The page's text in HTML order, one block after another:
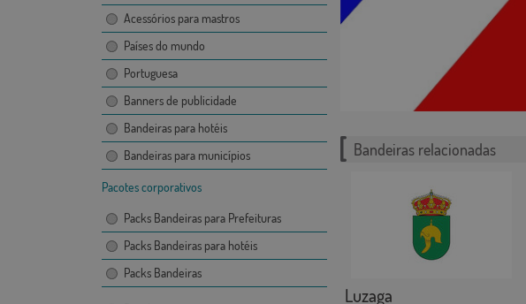
Acessórios para mastros
Países do mundo
Portuguesa
Banners de publicidade
Bandeiras para hotéis
Bandeiras para municípios
Pacotes corporativos
Packs Bandeiras para Prefeituras
Packs Bandeiras para hotéis
Packs Bandeiras
Bandeiras relacionadas
Luzaga